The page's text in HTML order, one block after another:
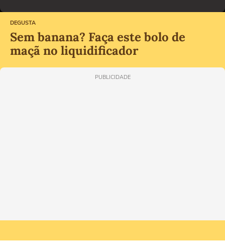
DEGUSTA
Sem banana? Faça este bolo de
maçã no liquidificador
PUBLICIDADE